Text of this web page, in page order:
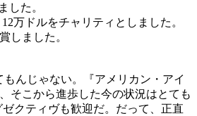
した。
万ドルをチャリティとしました。
しました。
んじゃない。『アメリカン・アイ
そこから進歩した今の状況はとても
クティヴも歓迎だ。だって、正直